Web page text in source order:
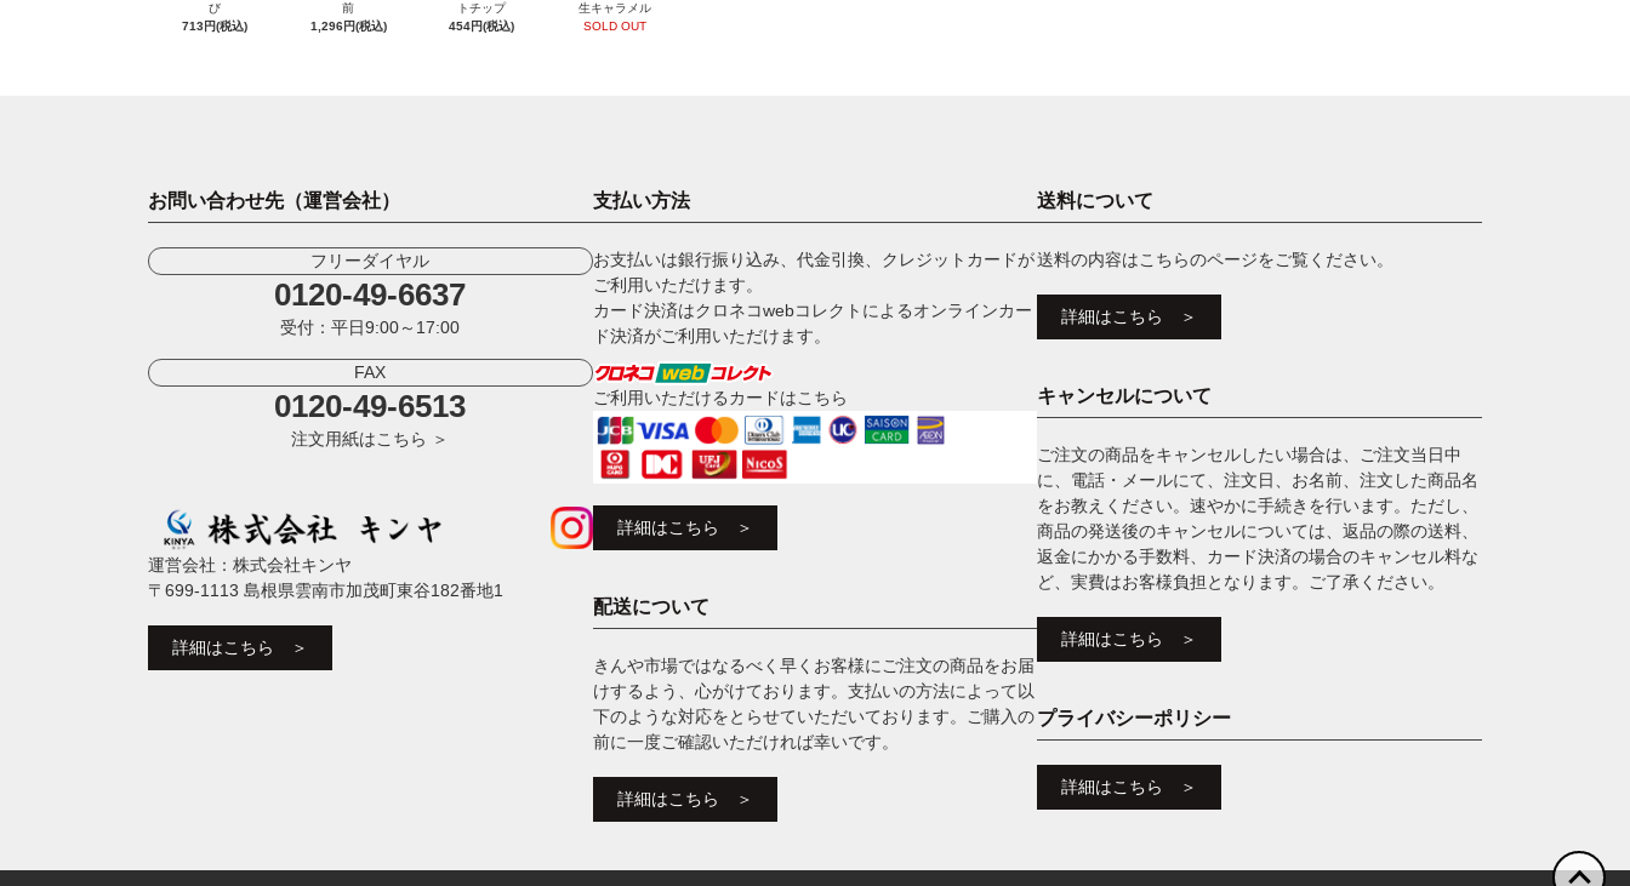
び
713円(税込)
前
1,296円(税込)
トチップ
454円(税込)
生キャラメル
SOLD OUT
お問い合わせ先（運営会社）
フリーダイヤル
0120-49-6637
受付：平日9:00～17:00
FAX
0120-49-6513
注文用紙はこちら ＞
運営会社：株式会社キンヤ
〒699-1113 島根県雲南市加茂町東谷182番地1
詳細はこちら ＞
支払い方法
お支払いは銀行振り込み、代金引換、クレジットカードが
ご利用いただけます。
カード決済はクロネコwebコレクトによるオンラインカー
ド決済がご利用いただけます。
ご利用いただけるカードはこちら
詳細はこちら ＞
配送について
きんや市場ではなるべく早くお客様にご注文の商品をお届
けするよう、心がけております。支払いの方法によって以
下のような対応をとらせていただいております。ご購入の
前に一度ご確認いただければ幸いです。
詳細はこちら ＞
送料について
送料の内容はこちらのページをご覧ください。
詳細はこちら ＞
キャンセルについて
ご注文の商品をキャンセルしたい場合は、ご注文当日中
に、電話・メールにて、注文日、お名前、注文した商品名
をお教えください。速やかに手続きを行います。ただし、
商品の発送後のキャンセルについては、返品の際の送料、
返金にかかる手数料、カード決済の場合のキャンセル料な
ど、実費はお客様負担となります。ご了承ください。
詳細はこちら ＞
プライバシーポリシー
詳細はこちら ＞